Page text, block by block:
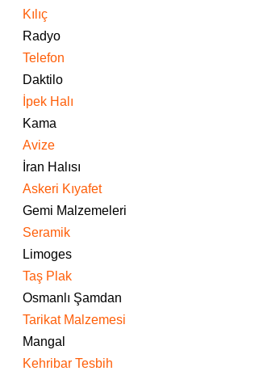
Kılıç
Radyo
Telefon
Daktilo
İpek Halı
Kama
Avize
İran Halısı
Askeri Kıyafet
Gemi Malzemeleri
Seramik
Limoges
Taş Plak
Osmanlı Şamdan
Tarikat Malzemesi
Mangal
Kehribar Tesbih